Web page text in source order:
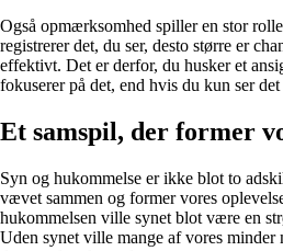
Også opmærksomhed spiller en stor
registrerer det, du ser, desto større er
effektivt. Det er derfor, du husker et
fokuserer på det, end hvis du kun ser
Et samspil, der former
Syn og hukommelse er ikke blot to
vævet sammen og former vores
hukommelsen ville synet blot være en
Uden synet ville mange af vores minder